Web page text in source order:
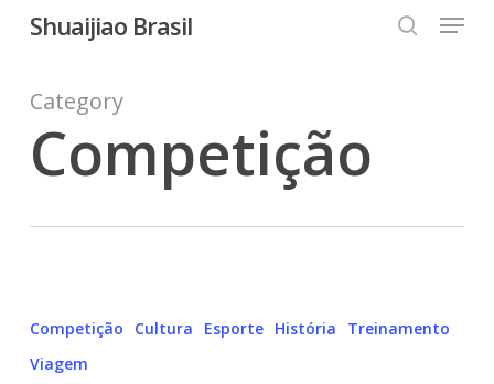
content
Shuaijiao Brasil Menu
Category
Competição
Brasil
Competição Cultura Esporte História
Treinamento
Viagem